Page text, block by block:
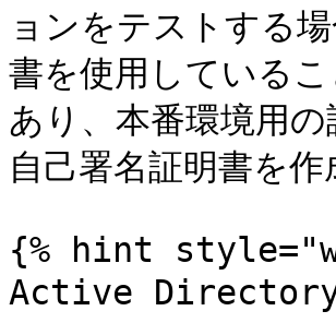
ョンをテストする
書を使用している
あり、本番環境用
自己署名証明書を
{% hint
Active Directoryで